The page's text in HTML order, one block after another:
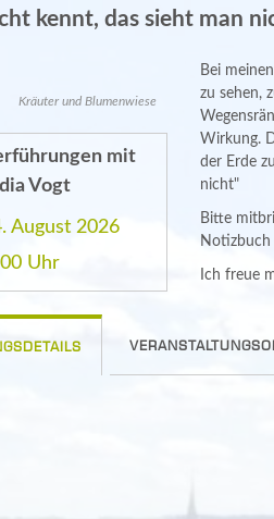
kennt, das sieht man
Kräuter und Blumenwiese
mit
Vogt
August 2026
Uhr
Bei
zu sehen,
Wirkung.
der Erde
nicht"
Bitte
Notizbuch
Ich freue